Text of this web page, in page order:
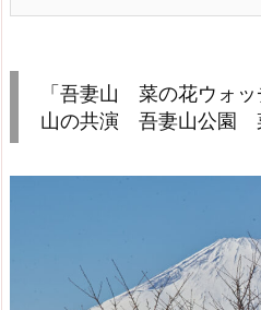
「吾妻山 菜の花ウォ
山の共演 吾妻山公園